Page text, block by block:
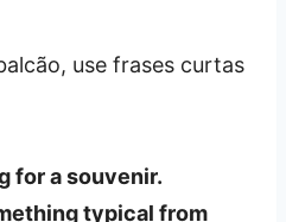
use frases curtas
for a souvenir.
typical from